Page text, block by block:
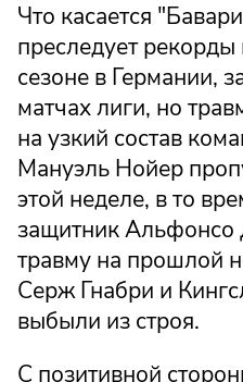
Что касается
преследует
сезоне в Германии,
матчах лиги, но
на узкий состав
Мануэль Нойер
этой неделе, в то
защитник Альфонсо
травму на прошлой
Серж Гнабри и
выбыли из строя.
С позитивной